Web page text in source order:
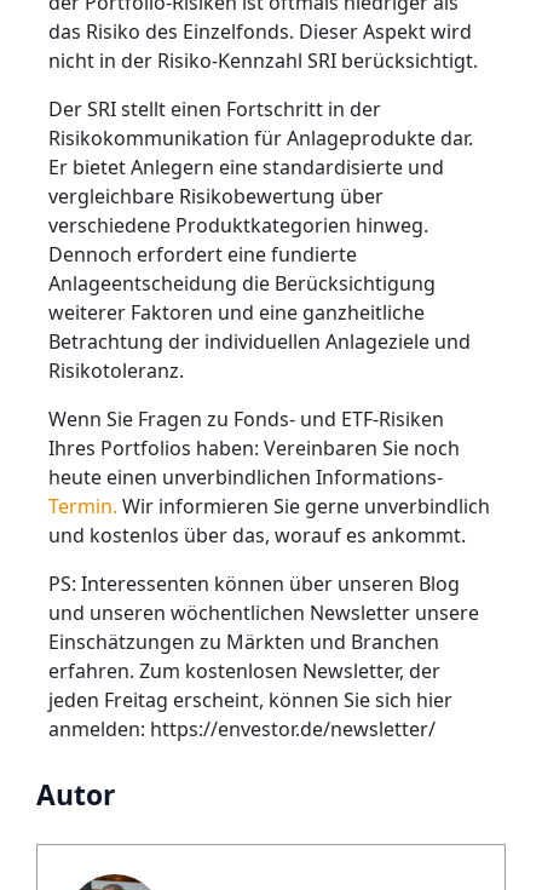
das Risiko des Einzelfonds. Dieser Aspekt wird
nicht in der Risiko-Kennzahl SRI berücksichtigt.
Der SRI stellt einen Fortschritt in der
Risikokommunikation für Anlageprodukte dar.
Er bietet Anlegern eine standardisierte und
vergleichbare Risikobewertung über
verschiedene Produktkategorien hinweg.
Dennoch erfordert eine fundierte
Anlageentscheidung die Berücksichtigung
weiterer Faktoren und eine ganzheitliche
Betrachtung der individuellen Anlageziele und
Risikotoleranz.
Wenn Sie Fragen zu Fonds- und ETF-Risiken
Ihres Portfolios haben: Vereinbaren Sie noch
heute einen unverbindlichen Informations-
Termin. Wir informieren Sie gerne unverbindlich
und kostenlos über das, worauf es ankommt.
PS: Interessenten können über unseren Blog
und unseren wöchentlichen Newsletter unsere
Einschätzungen zu Märkten und Branchen
erfahren. Zum kostenlosen Newsletter, der
jeden Freitag erscheint, können Sie sich hier
anmelden: https://envestor.de/newsletter/
Autor